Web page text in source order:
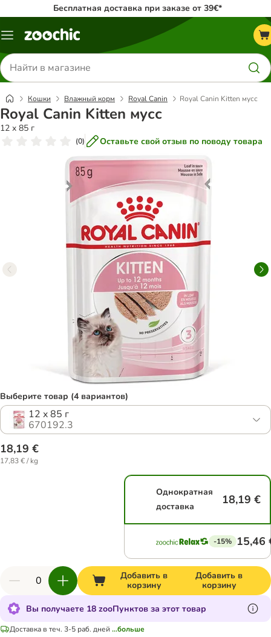
Бесплатная доставка при заказе от 39€*
Каталог
Поиск
товаров
Кошки Влажный корм Royal Canin Royal Canin Kitten мусс
Royal Canin Kitten мусс
12 x 85 г
(0) Оставьте свой отзыв по поводу товара
Выберите товар (4 вариантов)
12 x 85 г
670192.3
18,19 €
17,83 € / kg
Однократная
доставка
18,19 €
-15% 15,46
Добавить в
корзину
Добавить в
корзину
Вы получаете 18 zooПунктов за этот товар
Доставка в теч. 3-5 раб. дней ...больше